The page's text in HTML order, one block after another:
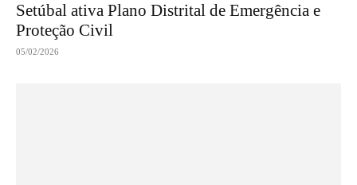
Setúbal ativa Plano Distrital de Emergência e
Proteção Civil
05/02/2026